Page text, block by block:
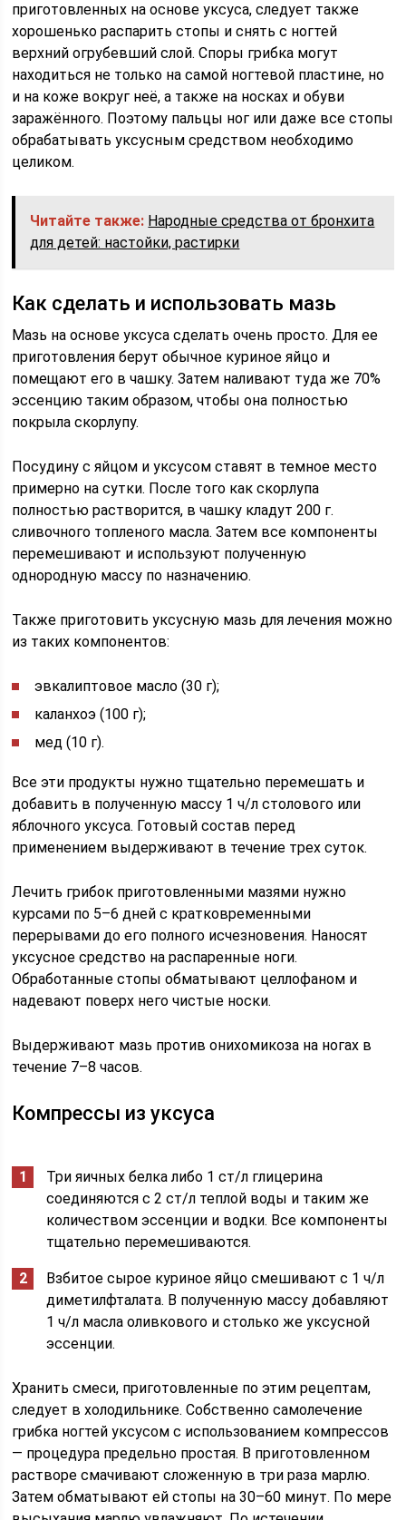
приготовленных на основе уксуса, следует также
хорошенько распарить стопы и снять с ногтей
верхний огрубевший слой. Споры грибка могут
находиться не только на самой ногтевой пластине, но
и на коже вокруг неё, а также на носках и обуви
заражённого. Поэтому пальцы ног или даже все стопы
обрабатывать уксусным средством необходимо
целиком.
Читайте также: Народные средства от бронхита
для детей: настойки, растирки
Как сделать и использовать мазь
Мазь на основе уксуса сделать очень просто. Для ее
приготовления берут обычное куриное яйцо и
помещают его в чашку. Затем наливают туда же 70%
эссенцию таким образом, чтобы она полностью
покрыла скорлупу.
Посудину с яйцом и уксусом ставят в темное место
примерно на сутки. После того как скорлупа
полностью растворится, в чашку кладут 200 г.
сливочного топленого масла. Затем все компоненты
перемешивают и используют полученную
однородную массу по назначению.
Также приготовить уксусную мазь для лечения можно
из таких компонентов:
эвкалиптовое масло (30 г);
каланхоэ (100 г);
мед (10 г).
Все эти продукты нужно тщательно перемешать и
добавить в полученную массу 1 ч/л столового или
яблочного уксуса. Готовый состав перед
применением выдерживают в течение трех суток.
Лечить грибок приготовленными мазями нужно
курсами по 5–6 дней с кратковременными
перерывами до его полного исчезновения. Наносят
уксусное средство на распаренные ноги.
Обработанные стопы обматывают целлофаном и
надевают поверх него чистые носки.
Выдерживают мазь против онихомикоза на ногах в
течение 7–8 часов.
Компрессы из уксуса
Три яичных белка либо 1 ст/л глицерина
соединяются с 2 ст/л теплой воды и таким же
количеством эссенции и водки. Все компоненты
тщательно перемешиваются.
Взбитое сырое куриное яйцо смешивают с 1 ч/л
диметилфталата. В полученную массу добавляют
1 ч/л масла оливкового и столько же уксусной
эссенции.
Хранить смеси, приготовленные по этим рецептам,
следует в холодильнике. Собственно самолечение
грибка ногтей уксусом с использованием компрессов
— процедура предельно простая. В приготовленном
растворе смачивают сложенную в три раза марлю.
Затем обматывают ей стопы на 30–60 минут. По мере